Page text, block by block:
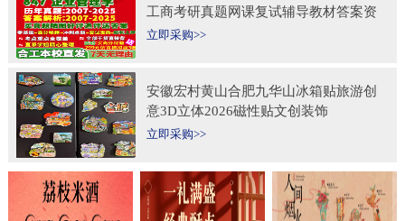
工商考研真题网课复试辅导教材答案资
料考前冲刺押题预测三套卷3套题
立即采购>>
安徽宏村黄山合肥九华山冰箱贴旅游创
意3D立体2026磁性贴文创装饰
立即采购>>